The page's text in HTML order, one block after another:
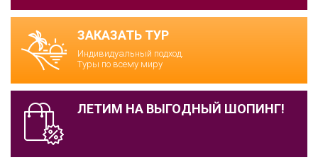
ЗАКАЗАТЬ ТУР
Индивидуальный подход.
Туры по всему миру
ЛЕТИМ НА ВЫГОДНЫЙ ШОПИНГ!